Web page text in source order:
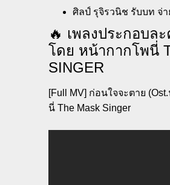
ศิลป์ รุจิรวนิช รับบท จ่
️🔥 เพลงประกอบล
โดย หน้ากากโพนี่
SINGER
[Full MV] ก่อนใจจะตาย
นี่ The Mask Singer